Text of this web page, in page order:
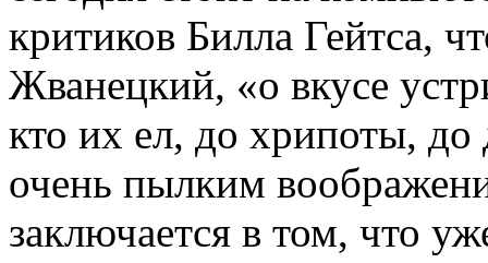
критиков Билла Гейтса,
Жванецкий, «о вкусе
кто их ел, до хрипоты, до
очень пылким
заключается в том, что